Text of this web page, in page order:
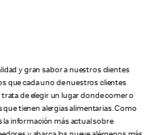
y gran sabor a nuestros clientes
que cada uno de nuestros clientes
de elegir un lugar donde comer o
que tienen alergias alimentarias. Como
información más actual sobre